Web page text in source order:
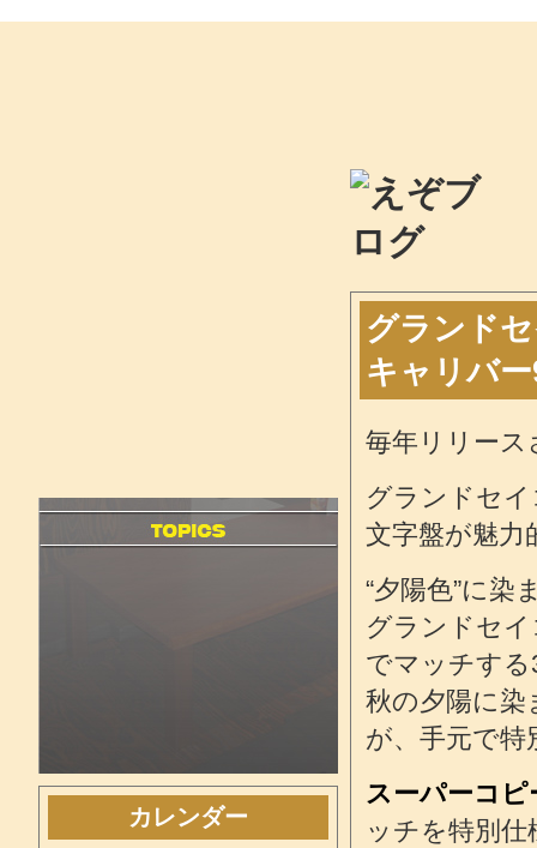
グランド
キャリバ
毎年リリース
グランドセ
文字盤が魅力
“夕陽色”に染
グランドセ
でマッチす
秋の夕陽に
が、手元で特
スーパーコピ
ッチを特別
カレンダー